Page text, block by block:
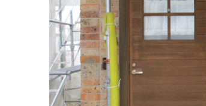
北上市 アパー